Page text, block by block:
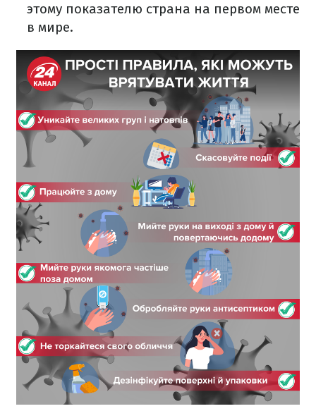
этому показателю страна на первом месте
в мире.